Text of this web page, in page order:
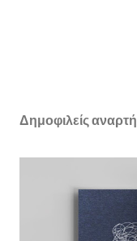
Δημοφιλείς